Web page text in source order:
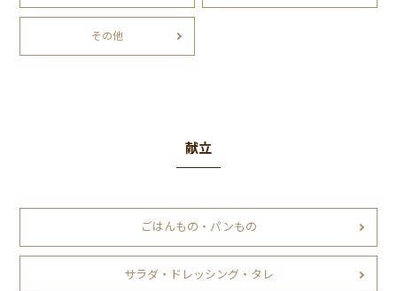
その他
献立
ごはんもの・パンもの
サラダ・ドレッシング・タレ